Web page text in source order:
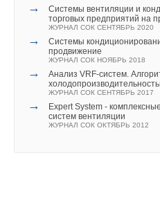
→
Cистемы вентиляции и
торговых предприятий на
ЖУРНАЛ СОК СЕНТЯБРЬ 2020
→
Системы
продвижение
ЖУРНАЛ СОК НОЯБРЬ 2018
→
Анализ VRF-систем.
ЖУРНАЛ СОК СЕНТЯБРЬ 2017
→
Expert System -
систем вентиляции
ЖУРНАЛ СОК ОКТЯБРЬ 2012